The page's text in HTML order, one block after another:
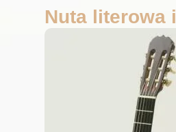
Nuta literowa